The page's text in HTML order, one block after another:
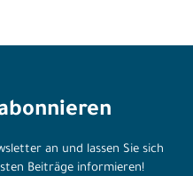
an und lassen Sie sich
Beiträge informieren!